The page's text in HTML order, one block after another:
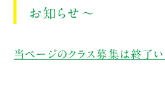
お知らせ～
当ページのクラス募集は終了いた